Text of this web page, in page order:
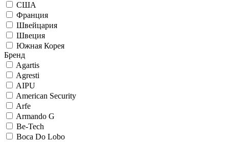
США
Франция
Швейцария
Швеция
Южная Корея
Бренд
Agartis
Agresti
AIPU
American Security
Arfe
Armando G
Be-Tech
Boca Do Lobo